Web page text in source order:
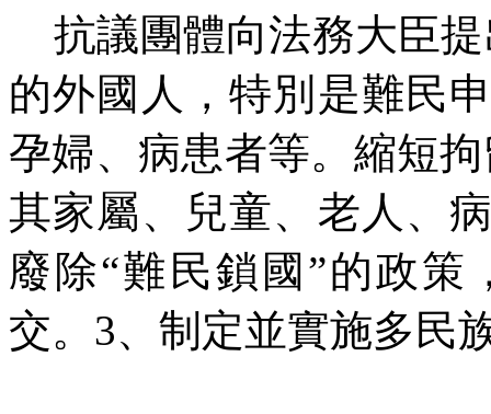
抗議團體向法務大臣
的外國人，特別是難民
孕婦、病患者等。縮短
其家屬、兒童、老人、
廢除“難民鎖國”的政
交。3、制定並實施多民